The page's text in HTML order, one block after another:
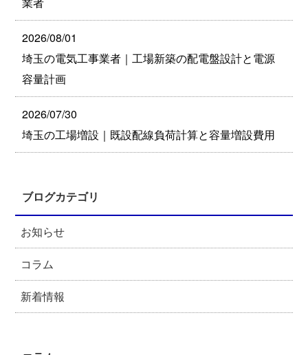
2026/08/01
埼玉の電気工事業者｜工場新築の配電盤設計と電源
容量計画
2026/07/30
埼玉の工場増設｜既設配線負荷計算と容量増設費用
ブログカテゴリ
お知らせ
コラム
新着情報